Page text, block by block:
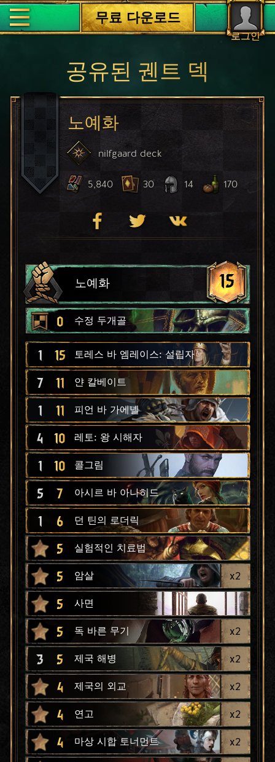
로그인
무료 다운로드
공유된 궨트 덱
노예화
nilfgaard deck
5,840 30 14 170
노예화 15
0 수정 두개골
1 15 토레스 바 엠레이스: 설립자
7 11 얀 칼베이트
1 11 피언 바 가에넬
4 10 레토: 왕 시해자
1 10 콜그림
5 7 아시르 바 아나히드
1 6 던 틴의 로더릭
5 실험적인 치료법
5 암살 x2
5 사면
5 독 바른 무기 x2
3 5 제국 해병 x2
4 제국의 외교 x2
4 연고 x2
4 마상 시합 토너먼트 x2